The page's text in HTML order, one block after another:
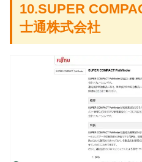
10.SUPER
士通株式会社